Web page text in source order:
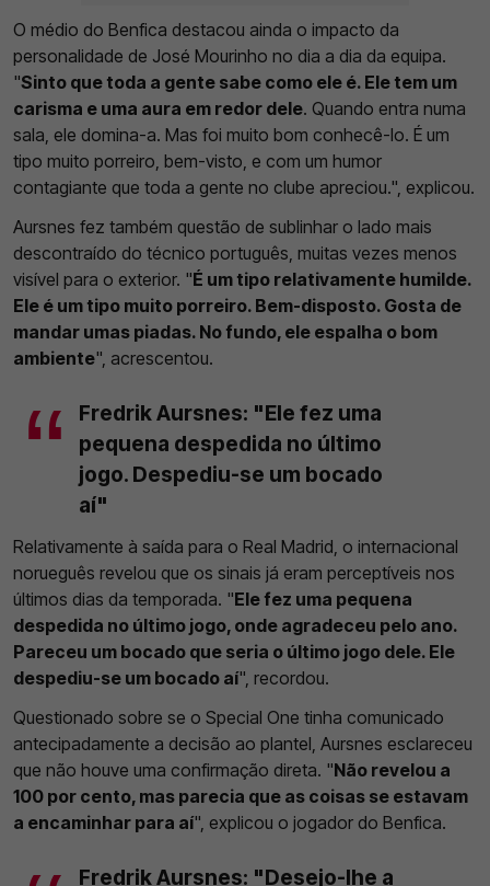
O médio do Benfica destacou ainda o impacto da
personalidade de José Mourinho no dia a dia da equipa.
"Sinto que toda a gente sabe como ele é. Ele tem um
carisma e uma aura em redor dele. Quando entra numa
sala, ele domina-a. Mas foi muito bom conhecê-lo. É um
tipo muito porreiro, bem-visto, e com um humor
contagiante que toda a gente no clube apreciou.", explicou.
Aursnes fez também questão de sublinhar o lado mais
descontraído do técnico português, muitas vezes menos
visível para o exterior. "É um tipo relativamente humilde.
Ele é um tipo muito porreiro. Bem-disposto. Gosta de
mandar umas piadas. No fundo, ele espalha o bom
ambiente", acrescentou.
Fredrik Aursnes: "Ele fez uma
pequena despedida no último
jogo. Despediu-se um bocado
aí"
Relativamente à saída para o Real Madrid, o internacional
norueguês revelou que os sinais já eram perceptíveis nos
últimos dias da temporada. "Ele fez uma pequena
despedida no último jogo, onde agradeceu pelo ano.
Pareceu um bocado que seria o último jogo dele. Ele
despediu-se um bocado aí", recordou.
Questionado sobre se o Special One tinha comunicado
antecipadamente a decisão ao plantel, Aursnes esclareceu
que não houve uma confirmação direta. "Não revelou a
100 por cento, mas parecia que as coisas se estavam
a encaminhar para aí", explicou o jogador do Benfica.
Fredrik Aursnes: "Desejo-lhe a